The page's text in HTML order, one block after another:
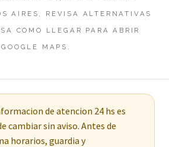
AIRES, REVISA ALTERNATIVAS
COMO LLEGAR PARA ABRIR
GOOGLE MAPS.
de atencion 24 hs es
cambiar sin aviso. Antes de
horarios, guardia y